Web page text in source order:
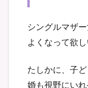
シングルマザ
よくなって欲
たしかに、子
婚も視野にいれ